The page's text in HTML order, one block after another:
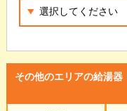
その他のエリアの給湯